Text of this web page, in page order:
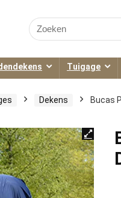
Search
for:
Tuigage
Dekens Bucas